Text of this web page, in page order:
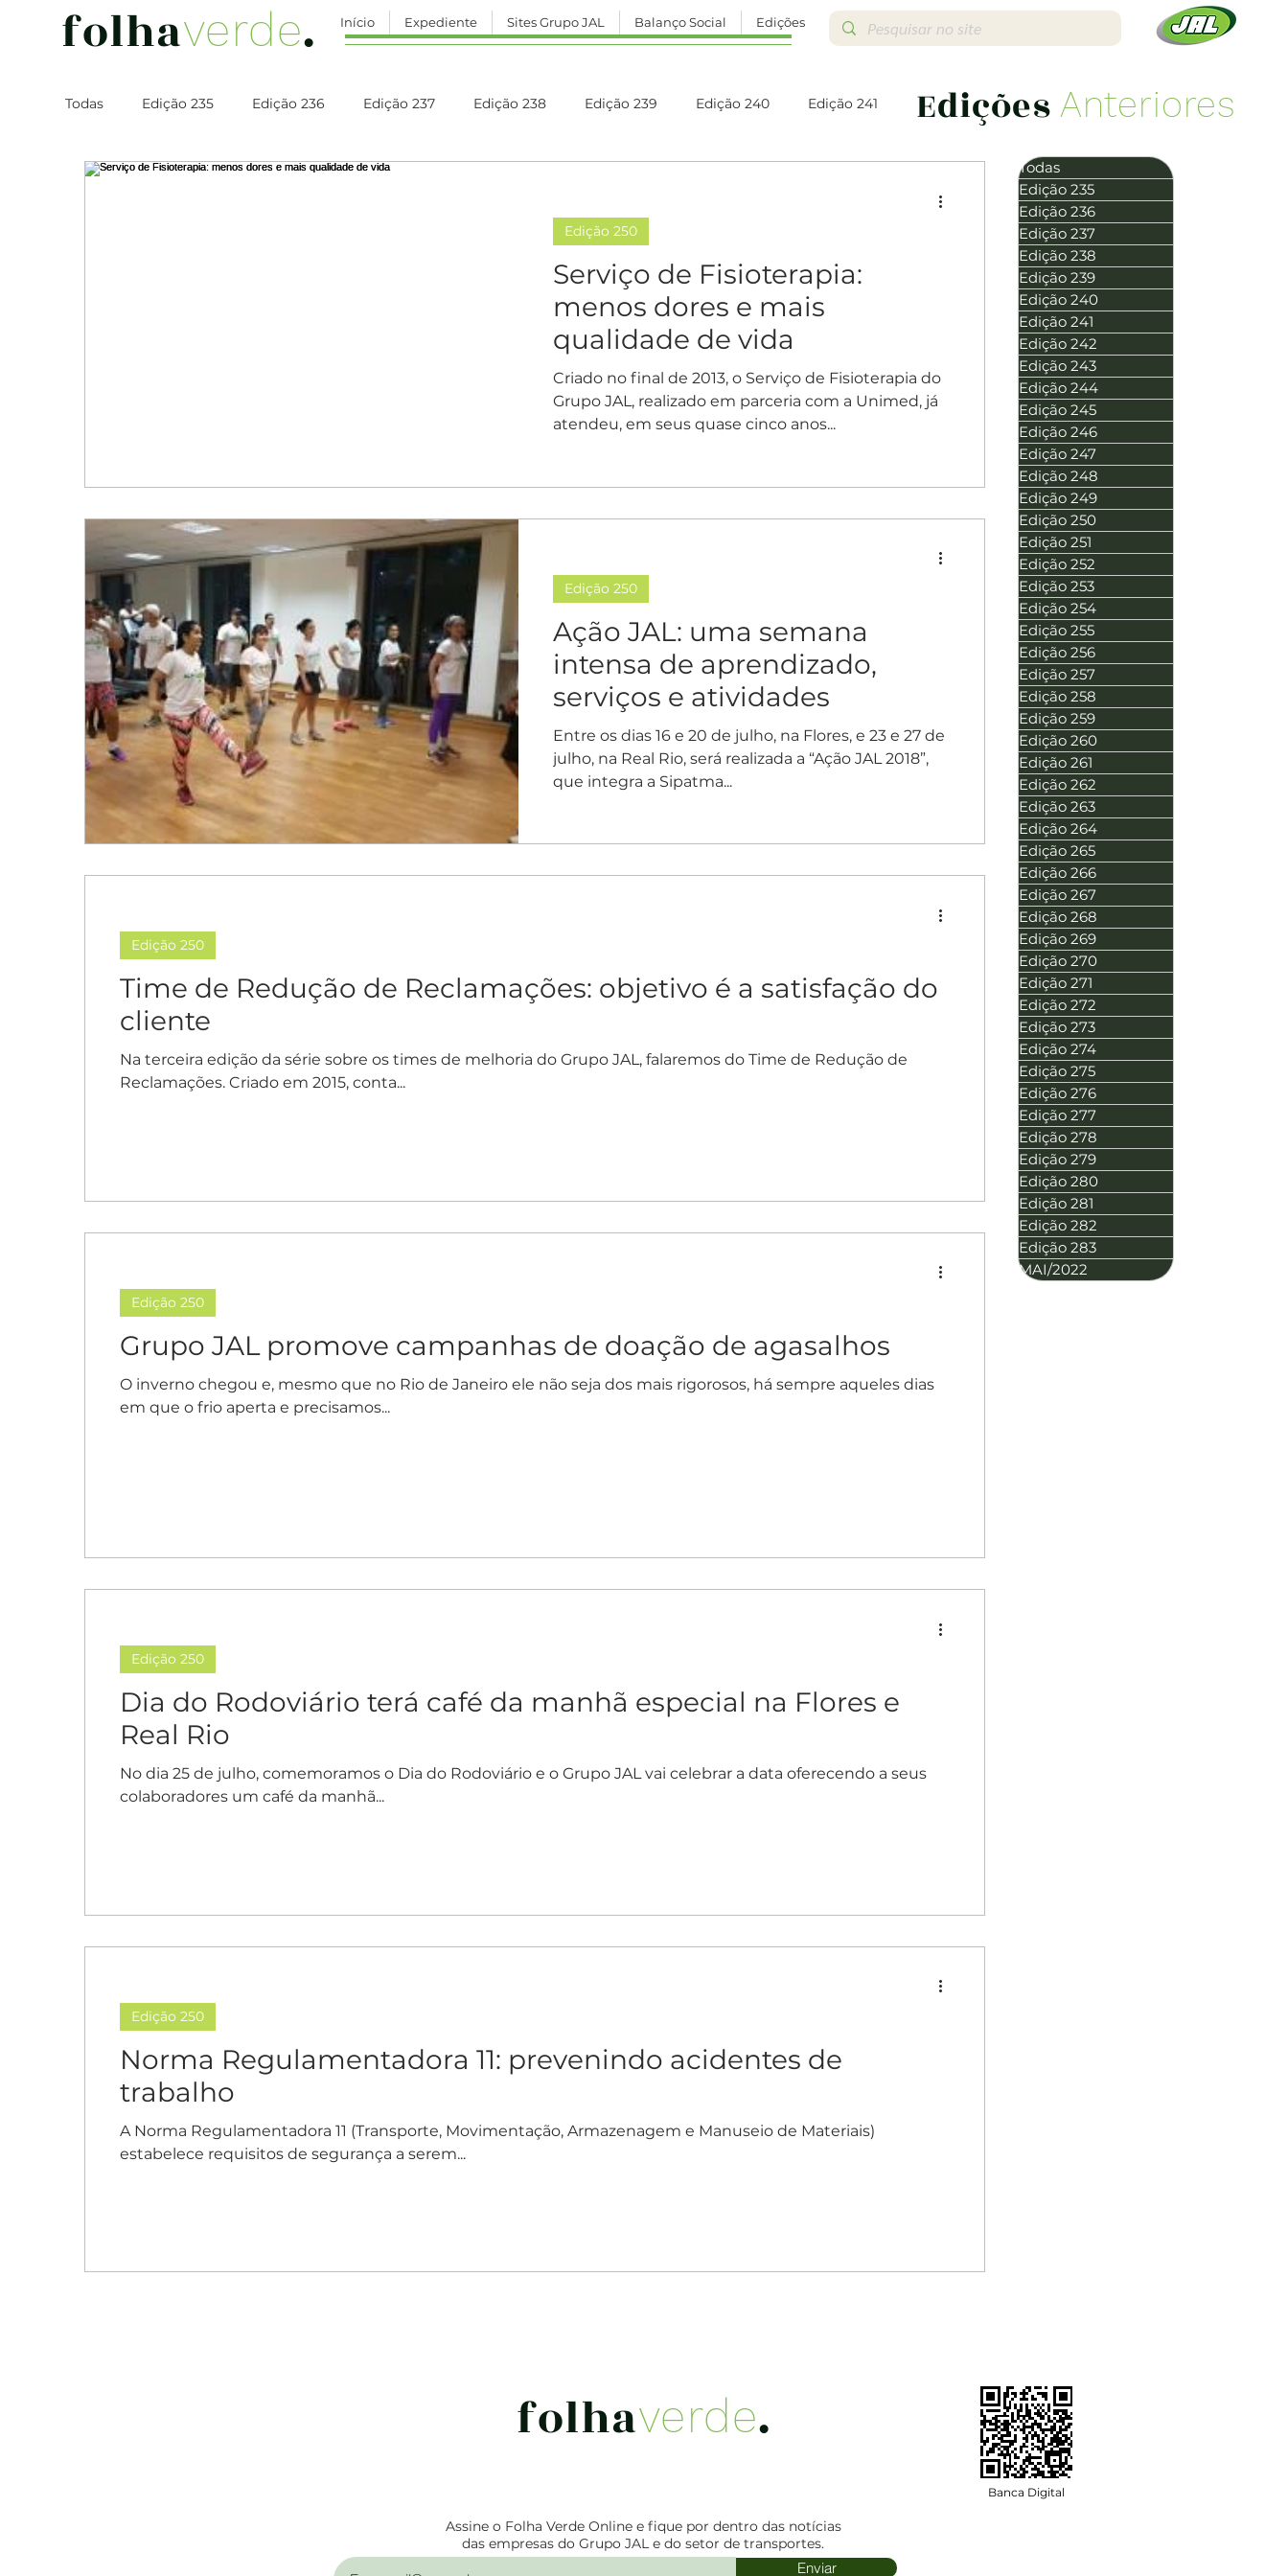
folhaverde. Início Expediente Sites Grupo JAL Balanço Social Edições
Todas Edição 235 Edição 236 Edição 237 Edição 238 Edição 239 Edição 240 Edição 241
Edição 261 Edição 262 Edição 263
Serviço de Fisioterapia:
menos dores e mais
qualidade de vida
Criado no final de 2013, o Serviço de Fisioterapia do
Grupo JAL, realizado em parceria com a Unimed, já
atendeu, em seus quase cinco anos...
Edição 250
Ação JAL: uma semana
intensa de aprendizado,
serviços e atividades
Entre os dias 16 e 20 de julho, na Flores, e 23 e 27 de
julho, na Real Rio, será realizada a “Ação JAL 2018”,
que integra a Sipatma...
Edição 250
Time de Redução de Reclamações: objetivo é a satisfação do
cliente
Na terceira edição da série sobre os times de melhoria do Grupo JAL, falaremos do Time de Redução de
Reclamações. Criado em 2015, conta...
Edição 250
Grupo JAL promove campanhas de doação de agasalhos
O inverno chegou e, mesmo que no Rio de Janeiro ele não seja dos mais rigorosos, há sempre aqueles dias
em que o frio aperta e precisamos...
Edição 250
Dia do Rodoviário terá café da manhã especial na Flores e
Real Rio
No dia 25 de julho, comemoramos o Dia do Rodoviário e o Grupo JAL vai celebrar a data oferecendo a seus
colaboradores um café da manhã...
Edição 250
Norma Regulamentadora 11: prevenindo acidentes de
trabalho
A Norma Regulamentadora 11 (Transporte, Movimentação, Armazenagem e Manuseio de Materiais)
estabelece requisitos de segurança a serem...
Edição 250
Todas
Edição 235
Edição 236
Edição 237
Edição 238
Edição 239
Edição 240
Edição 241
Edição 242
Edição 243
Edição 244
Edição 245
Edição 246
Edição 247
Edição 248
Edição 249
Edição 250
Edição 251
Edição 252
Edição 253
Edição 254
Edição 255
Edição 256
Edição 257
Edição 258
Edição 259
Edição 260
Edição 261
Edição 262
Edição 263
Edição 264
Edição 265
Edição 266
Edição 267
Edição 268
Edição 269
Edição 270
Edição 271
Edição 272
Edição 273
Edição 274
Edição 275
Edição 276
Edição 277
Edição 278
Edição 279
Edição 280
Edição 281
Edição 282
Edição 283
MAI/2022
Edições Anteriores
folhaverde.
Banca Digital
Enviar
Assine o Folha Verde Online e fique por dentro das notícias
das empresas do Grupo JAL e do setor de transportes.